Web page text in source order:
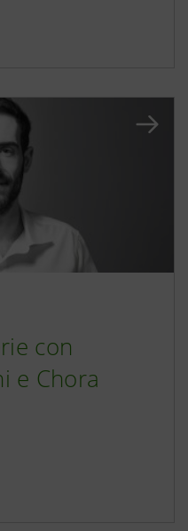
con
e Chora